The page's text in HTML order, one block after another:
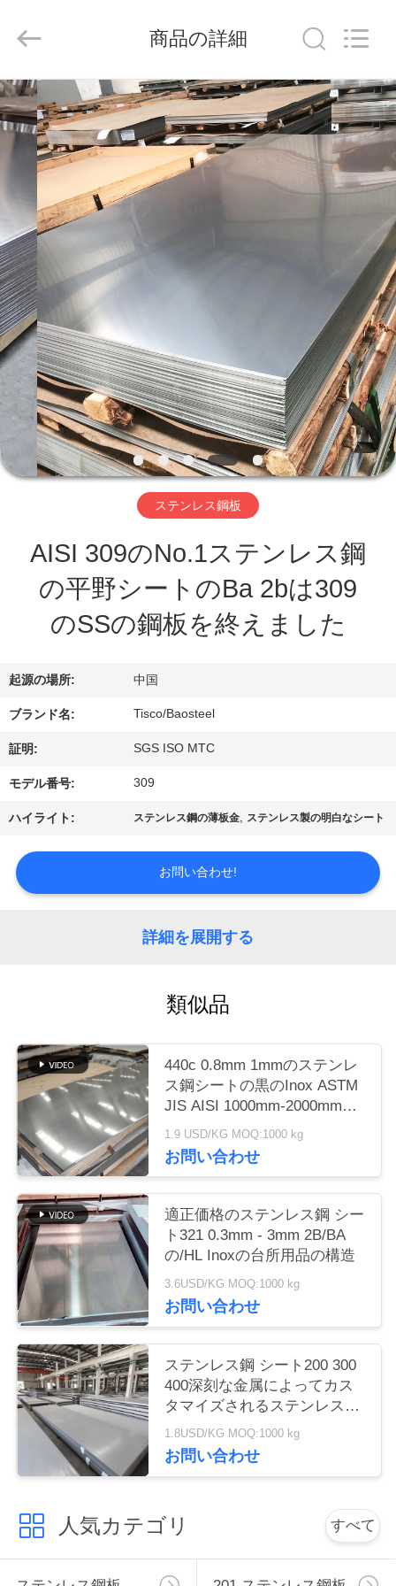
家
製
品
動
画
私
た
ち
に
品
質
管
い
合
わ
せ
ニ
ュ
ー
ス
引
を
要
求
2026
Shandong
Product
Co.,Ltd.
All
Rights
Reserved.
商品の詳細
ステンレス鋼板
AISI 309のNo.1ステンレス鋼
の平野シートのBa 2bは309
のSSの鋼板を終えました
起源の場所: 中国
ブランド名: Tisco/Baosteel
証明: SGS ISO MTC
モデル番号: 309
ハイライト: ステンレス鋼の薄板金, ステンレス製の明白なシート
お問い合わせ!
詳細を展開する
類似品
440c 0.8mm 1mmのステンレ
ス鋼シートの黒のInox ASTM
JIS AISI 1000mm-2000mmの
長さ
1.9 USD/KG MOQ:1000 kg
お問い合わせ
適正価格のステンレス鋼 シー
ト321 0.3mm - 3mm 2B/BA
の/HL Inoxの台所用品の構造
3.6USD/KG MOQ:1000 kg
お問い合わせ
ステンレス鋼 シート200 300
400深刻な金属によってカス
タマイズされるステンレス鋼
の中国の製造者
1.8USD/KG MOQ:1000 kg
お問い合わせ
人気カテゴリ すべて